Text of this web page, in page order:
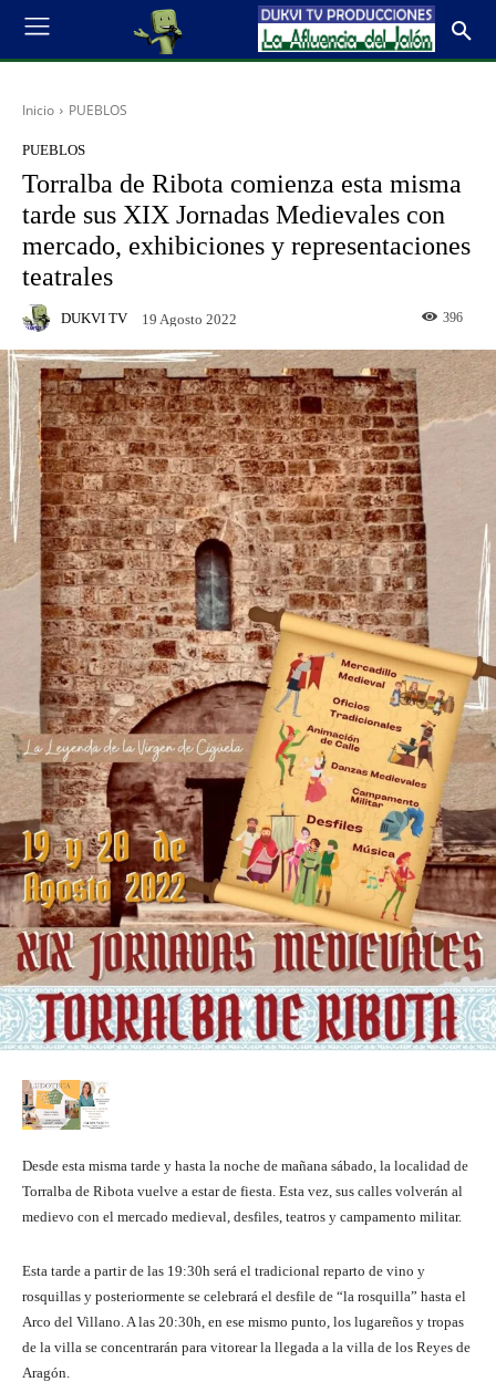
Inicio PUEBLOS
PUEBLOS
Torralba de Ribota comienza esta misma
tarde sus XIX Jornadas Medievales con
mercado, exhibiciones y representaciones
teatrales
DUKVI TV 19 Agosto 2022 396
Desde esta misma tarde y hasta la noche de mañana sábado, la localidad de
Torralba de Ribota vuelve a estar de fiesta. Esta vez, sus calles volverán al
medievo con el mercado medieval, desfiles, teatros y campamento militar.
Esta tarde a partir de las 19:30h será el tradicional reparto de vino y
rosquillas y posteriormente se celebrará el desfile de “la rosquilla” hasta el
Arco del Villano. A las 20:30h, en ese mismo punto, los lugareños y tropas
de la villa se concentrarán para vitorear la llegada a la villa de los Reyes de
Aragón.